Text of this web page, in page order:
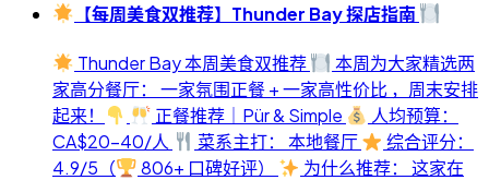
【每周美食双推荐】Thunder Bay 探店指南
Thunder Bay 本周美食双推荐
本周为大家精选两
家高分餐厅： 一家氛围正餐 + 一家高性价比 ，周末安排
起来！
正餐推荐｜Pür & Simple
人均预算：
CA$20-40/人
菜系主打： 本地餐厅
综合评分：
4.9/5（
806+ 口碑好评）
为什么推荐： 这家在